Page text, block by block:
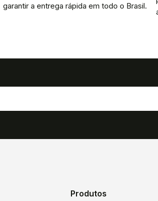
garantir a entrega rápida em todo o Brasil.
Produtos